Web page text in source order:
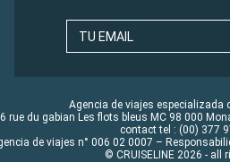
TU EMAIL
Agencia de viajes especializada
rue du gabian Les flots bleus MC 98 000
contact tel : (00) 377
de viajes n° 006 02 0007 –
© CRUISELINE 2026 - all